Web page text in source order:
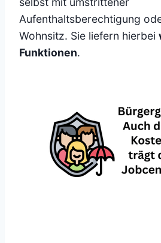
Aufenthaltsberechtigung
Wohnsitz. Sie liefern hierbei
Funktionen.